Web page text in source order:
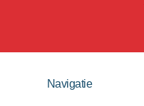
Navigatie